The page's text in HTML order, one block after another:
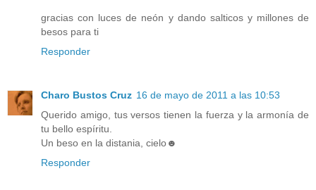
gracias con luces de neón y dando salticos y millones de
besos para ti
Responder
Charo Bustos Cruz 16 de mayo de 2011 a las 10:53
Querido amigo, tus versos tienen la fuerza y la armonía de
tu bello espíritu.
Un beso en la distania, cielo☻
Responder